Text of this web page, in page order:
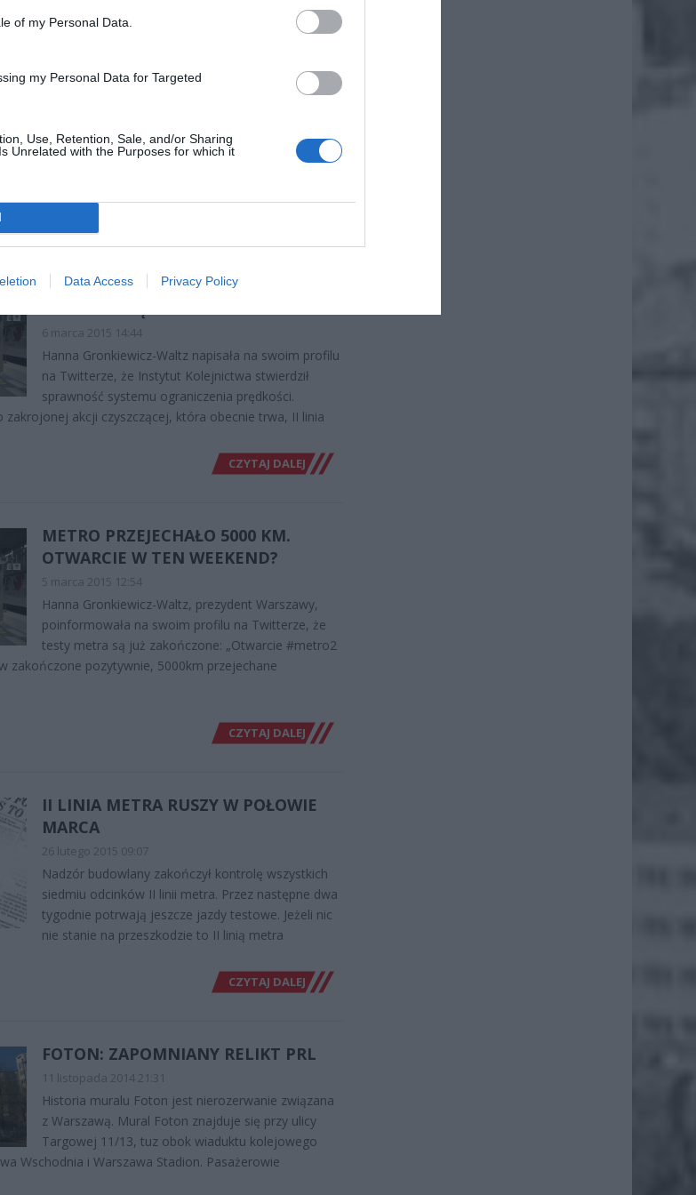
of my Personal Data.
my Personal Data for Targeted
Use, Retention, Sale, and/or Sharing
Unrelated with the Purposes for which it
Data Access Privacy Policy
7 marca 2015 08:28
czy święcenia stacji przez biskupa, jak to miało
II LINIA METRA PRAWDOPODOBNIE
6 marca 2015 14:44
Hanna Gronkiewicz-Waltz napisała na swoim profilu
na Twitterze, że Instytut Kolejnictwa stwierdził
sprawność systemu ograniczenia prędkości.
zakrojonej akcji czyszczącej, która obecnie trwa, II linia
CZYTAJ DALEJ
METRO PRZEJECHAŁO 5000 KM.
OTWARCIE W TEN WEEKEND?
5 marca 2015 12:54
Hanna Gronkiewicz-Waltz, prezydent Warszawy,
poinformowała na swoim profilu na Twitterze, że
testy metra są już zakończone: „Otwarcie #metro2
zakończone pozytywnie, 5000km przejechane
CZYTAJ DALEJ
II LINIA METRA RUSZY W POŁOWIE
MARCA
26 lutego 2015 09:07
Nadzór budowlany zakończył kontrolę wszystkich
siedmiu odcinków II linii metra. Przez następne dwa
tygodnie potrwają jeszcze jazdy testowe. Jeżeli nic
nie stanie na przeszkodzie to II linią metra
CZYTAJ DALEJ
FOTON: ZAPOMNIANY RELIKT PRL
11 listopada 2014 21:31
Historia muralu Foton jest nierozerwanie związana
z Warszawą. Mural Foton znajduje się przy ulicy
Targowej 11/13, tuz obok wiaduktu kolejowego
Wschodnia i Warszawa Stadion. Pasażerowie